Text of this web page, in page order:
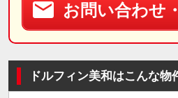
お問い合わせ
ドルフィン美和はこんな物